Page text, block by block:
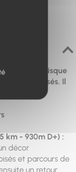
puisque
et aisés. Il
km - 930m D+) :
décor
et parcours de
un retour